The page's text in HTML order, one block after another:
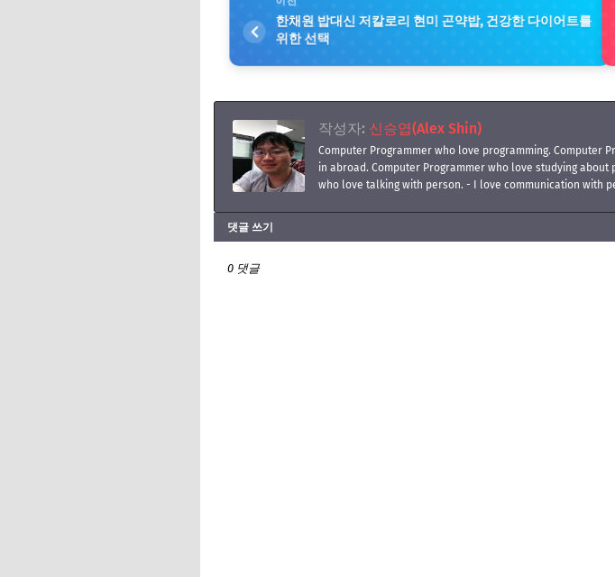
한채원 밥대신 저칼로리 현미 곤약밥, 건강한 다이어트를
위한 선택
작성자: 신승엽(Alex Shin)
Computer Programmer who love programming. Computer
in abroad. Computer Programmer who love studying
who love talking with person. - I love communication with
댓글 쓰기
0 댓글